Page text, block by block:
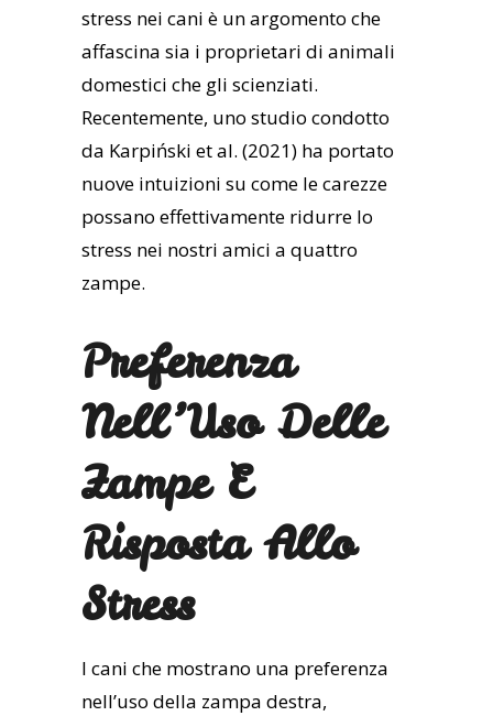
stress nei cani è un argomento che
affascina sia i proprietari di animali
domestici che gli scienziati.
Recentemente, uno studio condotto
da Karpiński et al. (2021) ha portato
nuove intuizioni su come le carezze
possano effettivamente ridurre lo
stress nei nostri amici a quattro
zampe.
Preferenza
Nell’Uso Delle
Zampe E
Risposta Allo
Stress
I cani che mostrano una preferenza
nell’uso della zampa destra,